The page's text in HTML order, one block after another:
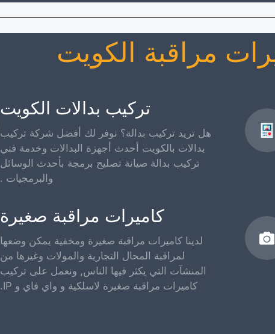
مراقبة الكويت
تركيب بدالات الكويت
هل تريد تركيب بدالة؟ نوفر لك أفضل شركة تركيب
بدالات بالكويت أحدث أجهزة البدالات وخدمة فني
تركيب بدالة صيانة تصليح برمجة بأحدث الوسائل
والبرمجيات .
كاميرات مراقبة صغيرة
لدينا كاميرات مراقبة صغيرة ومخفية يمكن وضعها
لمراقبة المحال التجارية والمولات وغيرها من
المنشآت التي يكثر فيها الناس, ونعمل على تركيب
كاميرات مراقبة صغيرة لاسلكية و واي فاي و IP.